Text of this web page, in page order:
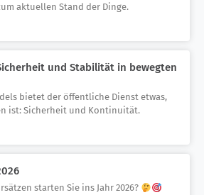
aktuellen Stand der Dinge.
und Stabilität in bewegten
bietet der öffentliche Dienst etwas,
ist: Sicherheit und Kontinuität.
starten Sie ins Jahr 2026?